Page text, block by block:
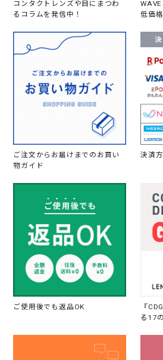
コンタクトレンズや目にまつわ
るコラムを発信中！
低価
ご注文からお届けまでのお買い
物ガイド
決済
ご使用後でも返品OK
『
る17